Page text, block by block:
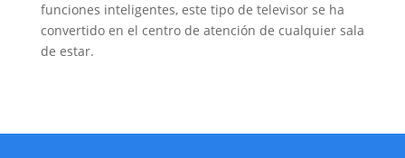
funciones inteligentes, este tipo de televisor se ha
convertido en el centro de atención de cualquier sala
de estar.